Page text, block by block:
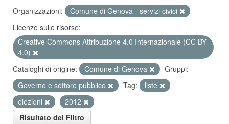
Organizzazioni:
Comune di Genova - servizi civici
Licenze sulle risorse:
Creative Commons Attribuzione 4.0 Internazionale (CC BY
4.0)
Cataloghi di origine:
Comune di Genova
Gruppi:
Governo e settore pubblico
Tag:
liste
elezioni
2012
Risultato del Filtro